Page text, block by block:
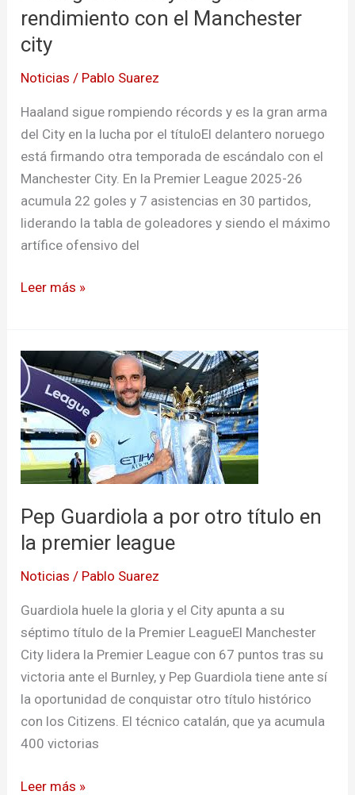
rendimiento con el Manchester
city
Noticias / Pablo Suarez
Haaland sigue rompiendo récords y es la gran arma
del City en la lucha por el títuloEl delantero noruego
está firmando otra temporada de escándalo con el
Manchester City. En la Premier League 2025-26
acumula 22 goles y 7 asistencias en 30 partidos,
liderando la tabla de goleadores y siendo el máximo
artífice ofensivo del
Manchester
city
Leer más »
Pep Guardiola a por otro título en
la premier league
Noticias / Pablo Suarez
Guardiola huele la gloria y el City apunta a su
séptimo título de la Premier LeagueEl Manchester
City lidera la Premier League con 67 puntos tras su
victoria ante el Burnley, y Pep Guardiola tiene ante sí
la oportunidad de conquistar otro título histórico
con los Citizens. El técnico catalán, que ya acumula
400 victorias
Pep
Guardiola
a
por
otro
título
la
premier
Leer más »